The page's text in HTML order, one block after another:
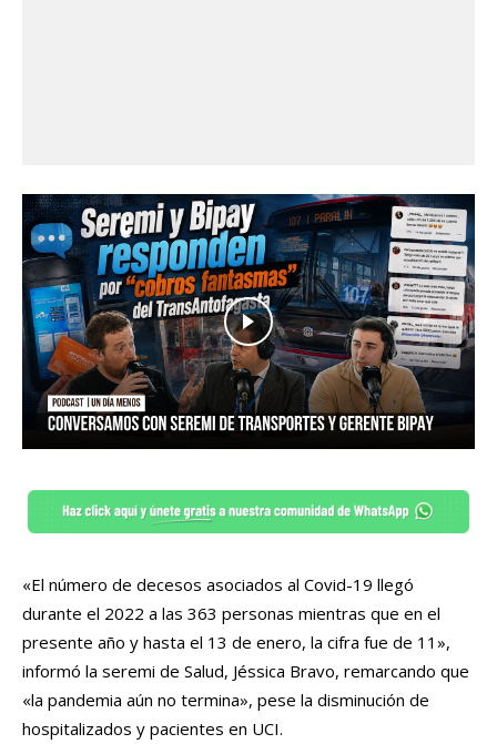
«El número de decesos asociados al Covid-19 llegó
durante el 2022 a las 363 personas mientras que en el
presente año y hasta el 13 de enero, la cifra fue de 11»,
informó la seremi de Salud, Jéssica Bravo, remarcando que
«la pandemia aún no termina», pese la disminución de
hospitalizados y pacientes en UCI.